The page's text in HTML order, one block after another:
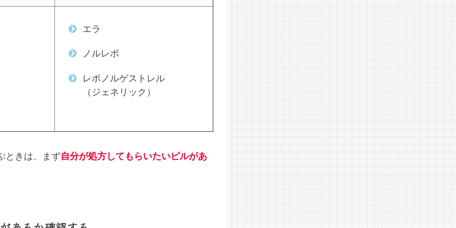
エラ
ノルレボ
レボノルゲストレル
（ジェネリック）
ときは、まず自分が処方してもらいたいピルがあ